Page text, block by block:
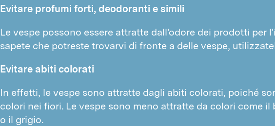
Trattamento
Tecnica di
LO2
Disinfezioni
Evitare profumi forti, deodoranti e simili
Le vespe possono essere attratte dall'odore dei prodotti per
sapete che potreste trovarvi di fronte a delle vespe,
Evitare abiti colorati
In effetti, le vespe sono attratte dagli abiti colorati, poiché
colori nei fiori. Le vespe sono meno attratte da colori come il
o il grigio.